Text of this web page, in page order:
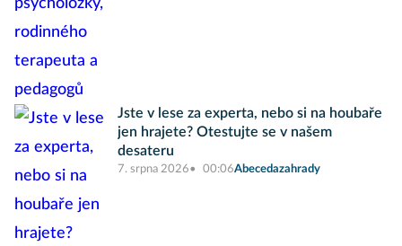
Jste v lese za experta, nebo si na houbaře
jen hrajete? Otestujte se v našem
desateru
7. srpna 2026 00:06Abecedazahrady